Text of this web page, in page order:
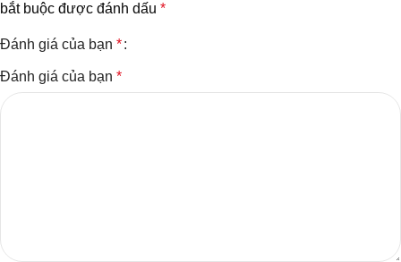
bắt buộc được đánh dấu *
Đánh giá của bạn *
Đánh giá của bạn *